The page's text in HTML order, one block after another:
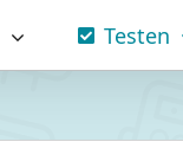
Testen